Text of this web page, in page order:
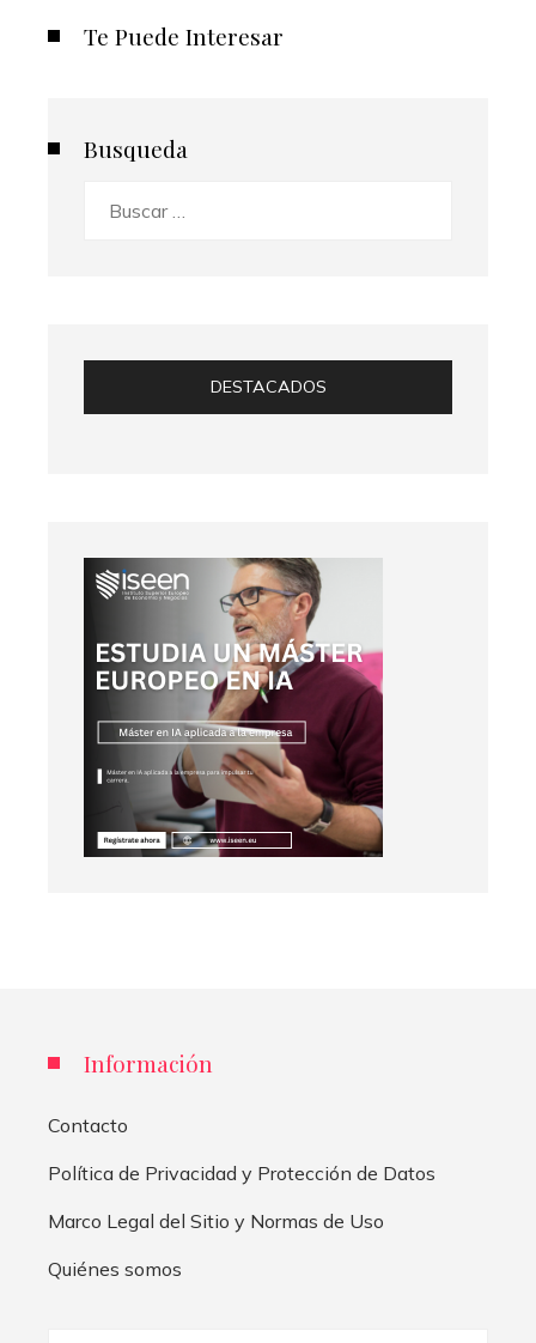
Te Puede Interesar
Busqueda
DESTACADOS
Información
Contacto
Política de Privacidad y Protección de Datos
Marco Legal del Sitio y Normas de Uso
Quiénes somos